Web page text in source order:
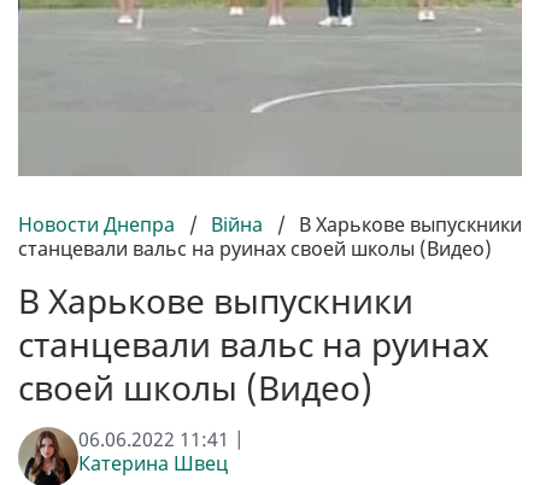
Новости Днепра / Війна / В Харькове выпускники
станцевали вальс на руинах своей школы (Видео)
В Харькове выпускники
станцевали вальс на руинах
своей школы (Видео)
06.06.2022 11:41 |
Катерина Швец